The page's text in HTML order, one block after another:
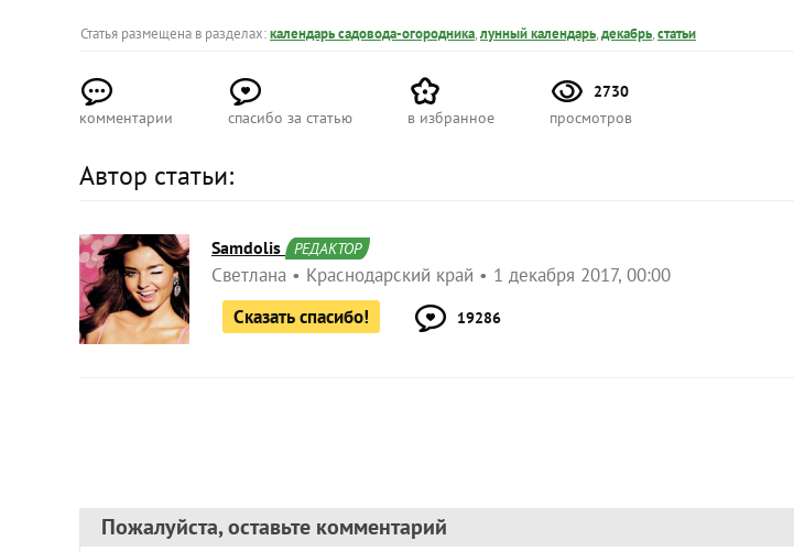
Статья размещена в разделах:календарь садовода-огородника,лунный календарь,декабрь,статьи
комментарии спасибо за статью в избранное
2730
просмотров
Автор статьи:
Samdolis РЕДАКТОР
Светлана Краснодарский край
1 декабря 2017, 00:00
Сказать спасибо!
19286
Пожалуйста, оставьте комментарий